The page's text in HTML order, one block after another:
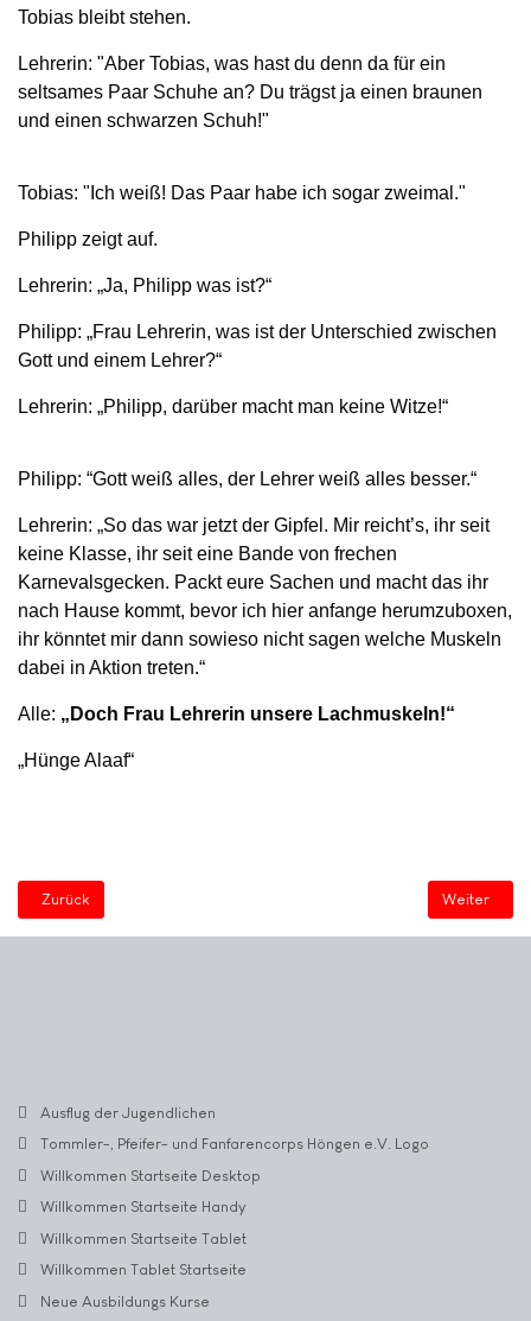
Tobias bleibt stehen.
Lehrerin: "Aber Tobias, was hast du denn da für ein
seltsames Paar Schuhe an? Du trägst ja einen braunen
und einen schwarzen Schuh!"
Tobias: "Ich weiß! Das Paar habe ich sogar zweimal."
Philipp zeigt auf.
Lehrerin: „Ja, Philipp was ist?“
Philipp: „Frau Lehrerin, was ist der Unterschied zwischen
Gott und einem Lehrer?“
Lehrerin: „Philipp, darüber macht man keine Witze!“
Philipp: “Gott weiß alles, der Lehrer weiß alles besser.“
Lehrerin: „So das war jetzt der Gipfel. Mir reicht’s, ihr seit
keine Klasse, ihr seit eine Bande von frechen
Karnevalsgecken. Packt eure Sachen und macht das ihr
nach Hause kommt, bevor ich hier anfange herumzuboxen,
ihr könntet mir dann sowieso nicht sagen welche Muskeln
dabei in Aktion treten.“
Alle: „Doch Frau Lehrerin unsere Lachmuskeln!“
„Hünge Alaaf“
Vorheriger Beitrag: Büttenrede 3 Jäger
Zurück Nächster
Weiter
Ausflug der Jugendlichen
Tommler-, Pfeifer- und Fanfarencorps Höngen e.V. Logo
Willkommen Startseite Desktop
Willkommen Startseite Handy
Willkommen Startseite Tablet
Willkommen Tablet Startseite
Neue Ausbildungs Kurse